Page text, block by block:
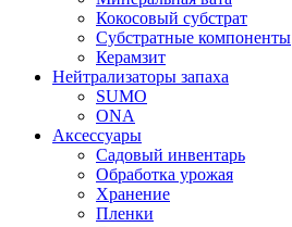
Кокосовый субстрат
Субстратные компоненты
Керамзит
Нейтрализаторы запаха
SUMO
ONA
Аксессуары
Садовый инвентарь
Обработка урожая
Хранение
Пленки